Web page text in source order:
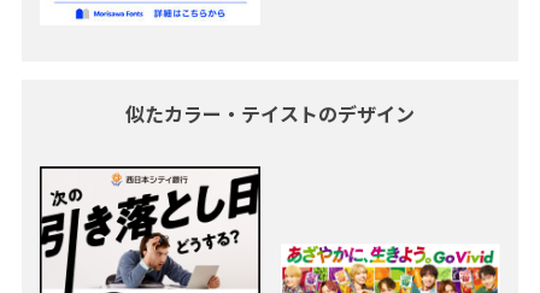
似たカラー・テイストのデザイン